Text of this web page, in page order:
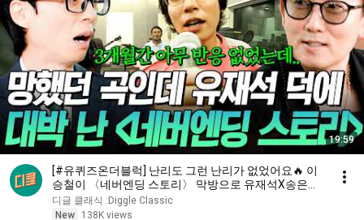
19:59
[#유퀴즈온더블럭] 난리도 그런 난리가 없었어요🔥 이
승철이 〈네버엔딩 스토리〉 막방으로 유재석X송은이
프로그램 출연했다 생긴 일ㄷㄷ | #티비빅
디글 클래식 :Diggle Classic
New
138K views